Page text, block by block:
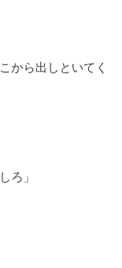
から出しといてく
ろ」